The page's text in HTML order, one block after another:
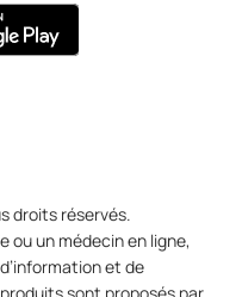
droits réservés.
ou un médecin en ligne,
et de